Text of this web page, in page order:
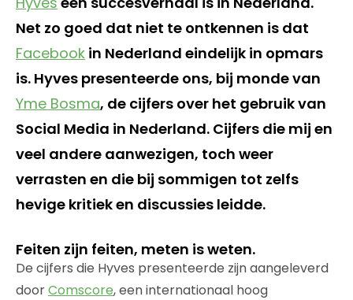
Net zo goed dat niet te ontkennen is dat
Facebook in Nederland eindelijk in opmars
is. Hyves presenteerde ons, bij monde van
Yme Bosma, de cijfers over het gebruik van
Social Media in Nederland. Cijfers die mij en
veel andere aanwezigen, toch weer
verrasten en die bij sommigen tot zelfs
hevige kritiek en discussies leidde.
Feiten zijn feiten, meten is weten.
De cijfers die Hyves presenteerde zijn aangeleverd
doorComscore, een internationaal hoog